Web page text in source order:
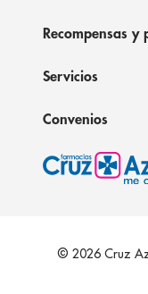
Recompensas y
Servicios
Convenios
© 2026 Cruz